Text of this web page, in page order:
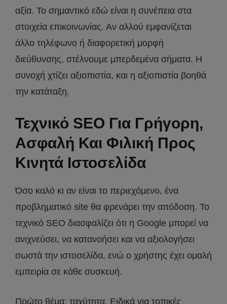
αξία. Το σημαντικό εδώ είναι η συνέπεια στα
στοιχεία επικοινωνίας. Αν αλλού εμφανίζεται
άλλο τηλέφωνο ή διαφορετική μορφή
διεύθυνσης, στέλνουμε μπερδεμένα σήματα. Η
συνοχή χτίζει αξιοπιστία, και η αξιοπιστία βοηθά
την κατάταξη.
Τεχνικό SEO Για Γρήγορη,
Ασφαλή Και Φιλική Προς
Κινητά Ιστοσελίδα
Όσο καλό κι αν είναι το περιεχόμενο, ένα
προβληματικό site θα φρενάρει την απόδοση. Το
τεχνικό SEO διασφαλίζει ότι η Google μπορεί να
ανιχνεύσει, να κατανοήσει και να αξιολογήσει
σωστά την ιστοσελίδα, ενώ ο χρήστης έχει ομαλή
εμπειρία σε κάθε συσκευή.
Πρώτο θέμα: ταχύτητα. Ειδικά για τοπικές